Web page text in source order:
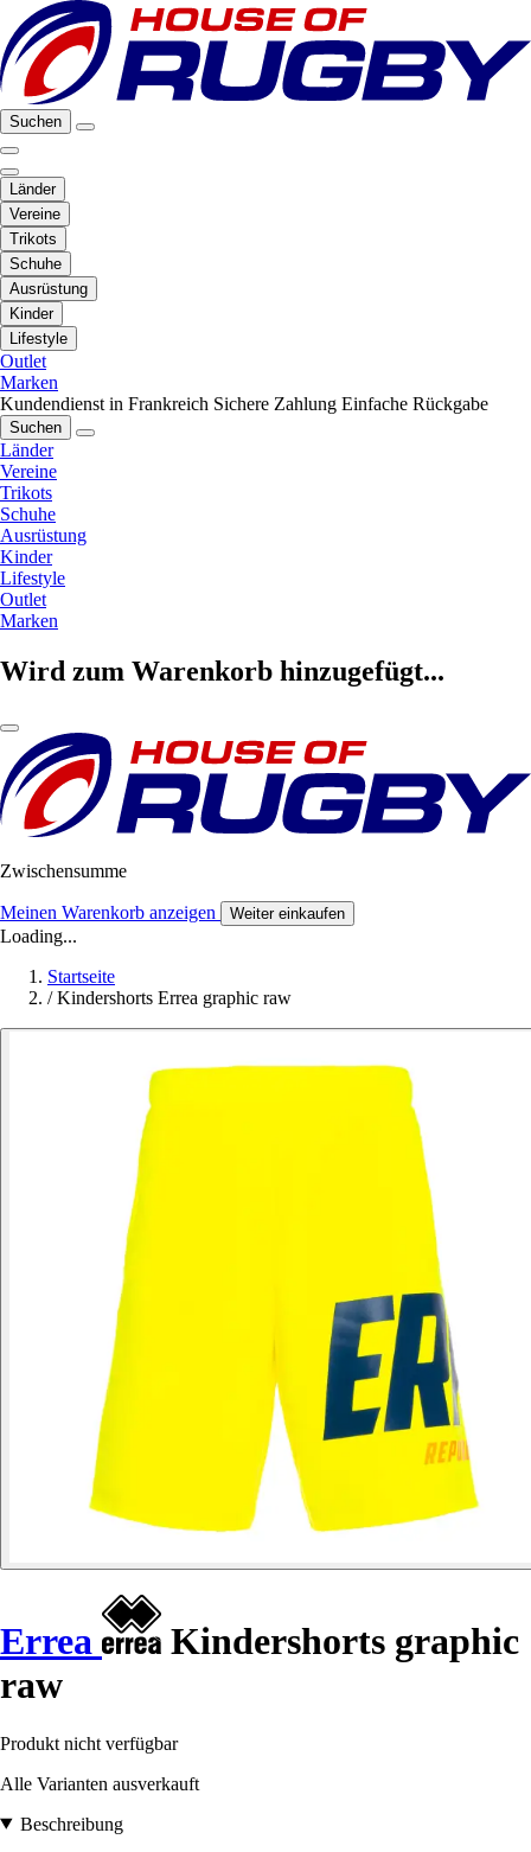
Suchen
Länder
Vereine
Trikots
Schuhe
Ausrüstung
Kinder
Lifestyle
Outlet
Marken
Kundendienst in Frankreich Sichere Zahlung Einfache Rückgabe
Suchen
Länder
Vereine
Trikots
Schuhe
Ausrüstung
Kinder
Lifestyle
Outlet
Marken
Wird zum Warenkorb hinzugefügt...
Zwischensumme
Meinen Warenkorb anzeigen Weiter einkaufen
Loading...
Startseite
/ Kindershorts Errea graphic raw
Errea
Kindershorts graphic
raw
Produkt nicht verfügbar
Alle Varianten ausverkauft
Beschreibung